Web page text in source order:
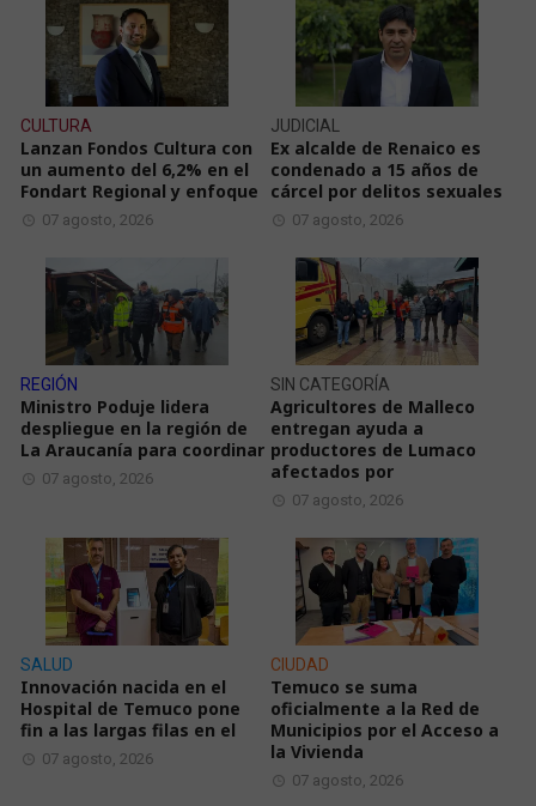
CULTURA
Lanzan Fondos Cultura con
un aumento del 6,2% en el
Fondart Regional y enfoque
07 agosto, 2026
JUDICIAL
Ex alcalde de Renaico es
condenado a 15 años de
cárcel por delitos sexuales
07 agosto, 2026
REGIÓN
Ministro Poduje lidera
despliegue en la región de
La Araucanía para coordinar
07 agosto, 2026
SIN CATEGORÍA
Agricultores de Malleco
entregan ayuda a
productores de Lumaco
afectados por
07 agosto, 2026
SALUD
Innovación nacida en el
Hospital de Temuco pone
fin a las largas filas en el
07 agosto, 2026
CIUDAD
Temuco se suma
oficialmente a la Red de
Municipios por el Acceso a
la Vivienda
07 agosto, 2026